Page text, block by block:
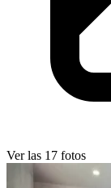
Ver las 17 fotos